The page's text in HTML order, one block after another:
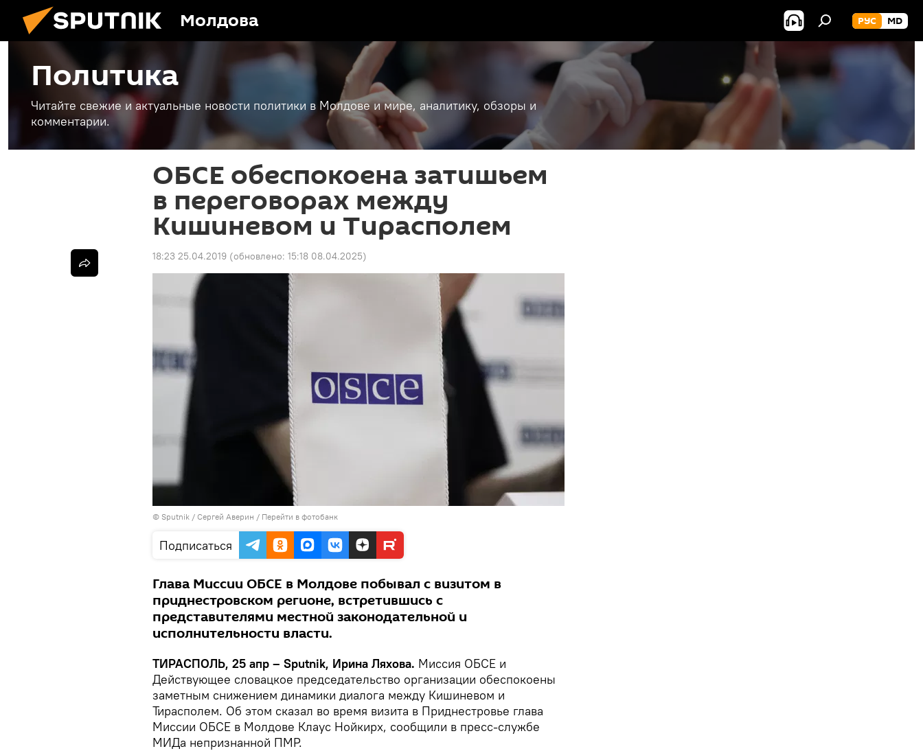
Молдова РУС MD
Политика
Читайте свежие и актуальные новости политики в Молдове и мире, аналитику, обзоры и
комментарии.
ОБСЕ обеспокоена затишьем
в переговорах между
Кишиневом и Тирасполем
18:23 25.04.2019 (обновлено: 15:18 08.04.2025)
© Sputnik / Сергей Аверин / Перейти в фотобанк
Подписаться
Глава Миссии ОБСЕ в Молдове побывал с визитом в
приднестровском регионе, встретившись с
представителями местной законодательной и
исполнительности власти.
ТИРАСПОЛЬ, 25 апр – Sputnik, Ирина Ляхова. Миссия ОБСЕ и
Действующее словацкое председательство организации обеспокоены
заметным снижением динамики диалога между Кишиневом и
Тирасполем. Об этом сказал во время визита в Приднестровье глава
Миссии ОБСЕ в Молдове Клаус Нойкирх, сообщили в пресс-службе
МИДа непризнанной ПМР.